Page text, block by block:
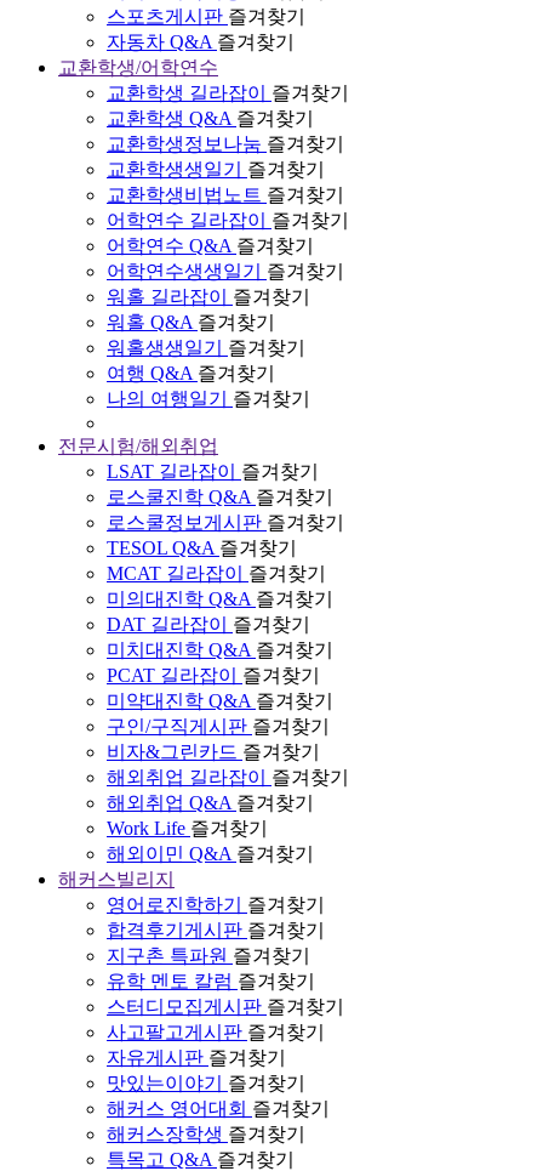
스포츠게시판 즐겨찾기
자동차 Q&A 즐겨찾기
교환학생/어학연수
교환학생 길라잡이
즐겨찾기
교환학생 Q&A 즐겨찾기
교환학생정보나눔 즐겨찾기
교환학생생일기
즐겨찾기
교환학생비법노트 즐겨찾기
어학연수 길라잡이
즐겨찾기
어학연수 Q&A 즐겨찾기
어학연수생생일기
즐겨찾기
워홀 길라잡이
즐겨찾기
워홀 Q&A 즐겨찾기
워홀생생일기
즐겨찾기
여행 Q&A 즐겨찾기
나의 여행일기
즐겨찾기
전문시험/해외취업
LSAT 길라잡이
즐겨찾기
로스쿨진학 Q&A 즐겨찾기
로스쿨정보게시판 즐겨찾기
TESOL Q&A 즐겨찾기
MCAT 길라잡이
즐겨찾기
미의대진학 Q&A 즐겨찾기
DAT 길라잡이
즐겨찾기
미치대진학 Q&A 즐겨찾기
PCAT 길라잡이
즐겨찾기
미약대진학 Q&A 즐겨찾기
구인/구직게시판 즐겨찾기
비자&그린카드 즐겨찾기
해외취업 길라잡이
즐겨찾기
해외취업 Q&A 즐겨찾기
Work Life 즐겨찾기
해외이민 Q&A 즐겨찾기
해커스빌리지
영어로진학하기
즐겨찾기
합격후기게시판 즐겨찾기
지구촌 특파원 즐겨찾기
유학 멘토 칼럼 즐겨찾기
스터디모집게시판 즐겨찾기
사고팔고게시판 즐겨찾기
자유게시판 즐겨찾기
맛있는이야기
즐겨찾기
해커스 영어대회 즐겨찾기
해커스장학생 즐겨찾기
특목고 Q&A 즐겨찾기